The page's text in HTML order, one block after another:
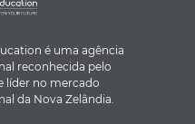
é uma agência
reconhecida pelo
líder no mercado
da Nova Zelândia.